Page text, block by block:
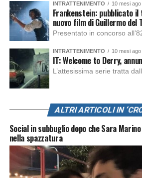
L’equipaggio si è svegliato di corsa
INTRATTENIMENTO 10 mesi ago
Frankenstein: pubblicato
nuovo film di Guillermo del
INTRATTENIMENTO 10 mesi ago
IT: Welcome to Derry,
ALTRI ARTICOLI IN
Social in subbuglio dopo che Sara
nella spazzatura